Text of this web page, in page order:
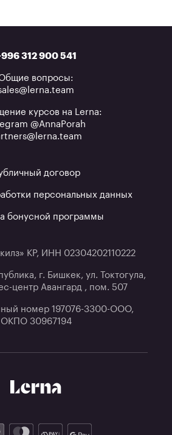
312 900 541
вопросы:
курсов на Lerna:
@AnnaPorah
договор
персональных данных
бонусной программы
КР, ИНН 02304202110222
г. Бишкек, ул. Токтогула,
центр Авангард , пом. 507
номер 197076-3300-ООО,
ОКПО 30967194